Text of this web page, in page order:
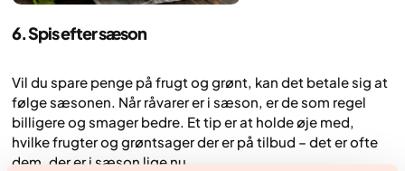
6. Spis efter sæson
Vil du spare penge på frugt og grønt, kan det betale sig at
følge sæsonen. Når råvarer er i sæson, er de som regel
billigere og smager bedre. Et tip er at holde øje med,
hvilke frugter og grøntsager der er på tilbud – det er ofte
dem, der er i sæson lige nu.